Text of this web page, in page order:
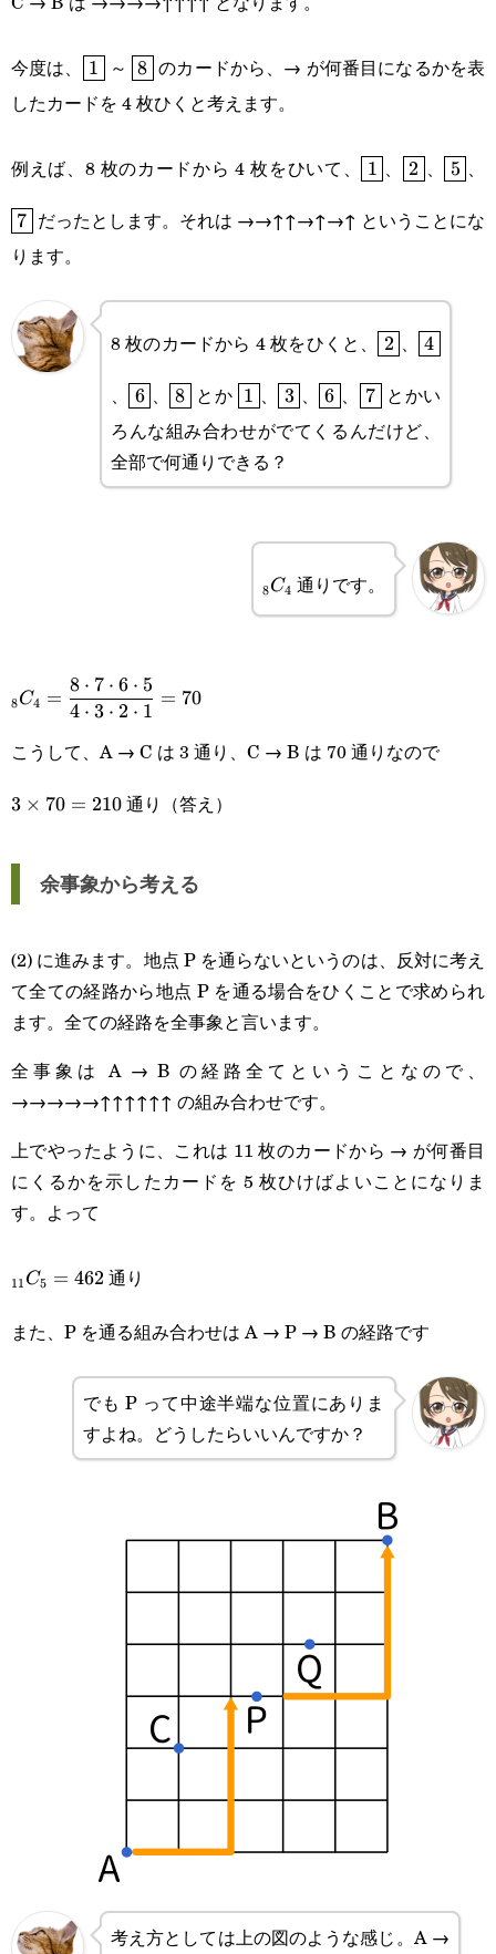
今度は、 \boxed{1}
1 ～ \boxed{8}
8 のカードから、→ が何番目になるかを表
したカードを 4 枚ひくと考えます。
例えば、8 枚のカードから 4 枚をひいて、 \boxed{1}
1 、 \boxed{2}
2 、 5 、
7 だったとします。それは →→↑↑→↑→↑ ということにな
ります。
8 枚のカードから 4 枚をひくと、 \boxed{2}
2 、 4
、 \boxed{6}
6 、 \boxed{8}
8 とか \boxed{1}
1 、 \boxed{3}
3 、 \boxed{6}
6 、 \boxed{7}
7 とかい
ろんな組み合わせがでてくるんだけど、
全部で何通りできる？
_8C_4
8C4 通りです。
\displaystyle
_8C_4=\frac{8\cdot7\cdot6\cdot5}
{4\cdot3\cdot2\cdot1}=70
8C4 =
4 ⋅ 3 ⋅ 2 ⋅ 1
8 ⋅ 7 ⋅ 6 ⋅ 5
= 70
こうして、A → C は 3 通り、C → B は 70 通りなので
3\times70=210
3 × 70 = 210通り（答え）
余事象から考える
(2) に進みます。地点 P を通らないというのは、反対に考え
て全ての経路から地点 P を通る場合をひくことで求められ
ます。全ての経路を全事象と言います。
全事象は A → B の経路全てということなので、
→→→→→↑↑↑↑↑↑ の組み合わせです。
上でやったように、これは 11 枚のカードから → が何番目
にくるかを示したカードを 5 枚ひけばよいことになりま
す。よって
_{11}C_5=462
11 C5 = 462 通り
また、P を通る組み合わせは A → P → B の経路です
でも P って中途半端な位置にありま
すよね。どうしたらいいんですか？
考え方としては上の図のような感じ。A →